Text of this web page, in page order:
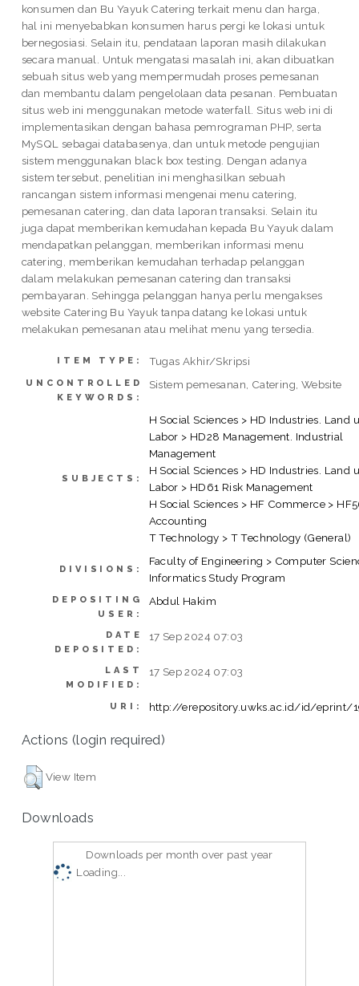
konsumen dan Bu Yayuk Catering terkait menu dan harga,
hal ini menyebabkan konsumen harus pergi ke lokasi untuk
bernegosiasi. Selain itu, pendataan laporan masih dilakukan
secara manual. Untuk mengatasi masalah ini, akan dibuatkan
sebuah situs web yang mempermudah proses pemesanan
dan membantu dalam pengelolaan data pesanan. Pembuatan
situs web ini menggunakan metode waterfall. Situs web ini di
implementasikan dengan bahasa pemrograman PHP, serta
MySQL sebagai databasenya, dan untuk metode pengujian
sistem menggunakan black box testing. Dengan adanya
sistem tersebut, penelitian ini menghasilkan sebuah
rancangan sistem informasi mengenai menu catering,
pemesanan catering, dan data laporan transaksi. Selain itu
juga dapat memberikan kemudahan kepada Bu Yayuk dalam
mendapatkan pelanggan, memberikan informasi menu
catering, memberikan kemudahan terhadap pelanggan
dalam melakukan pemesanan catering dan transaksi
pembayaran. Sehingga pelanggan hanya perlu mengakses
website Catering Bu Yayuk tanpa datang ke lokasi untuk
melakukan pemesanan atau melihat menu yang tersedia.
ITEM TYPE: Tugas Akhir/Skripsi
UNCONTROLLED
KEYWORDS:
Sistem pemesanan, Catering, Website
SUBJECTS:
H Social Sciences > HD Industries. Land
Labor > HD28 Management. Industrial
Management
H Social Sciences > HD Industries. Land
Labor > HD61 Risk Management
H Social Sciences > HF Commerce >
Accounting
T Technology > T Technology (General)
DIVISIONS:
Faculty of Engineering > Computer
Informatics Study Program
DEPOSITING
USER:
Abdul Hakim
DATE
DEPOSITED:
17 Sep 2024 07:03
LAST
MODIFIED:
17 Sep 2024 07:03
URI: http://erepository.uwks.ac.id/id/eprint/
Actions (login required)
View Item
Downloads
Downloads per month over past year
Loading...